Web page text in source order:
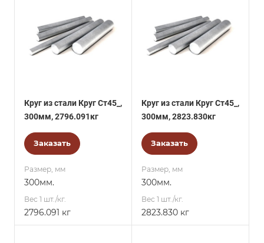
Круг из стали Круг Ст45_,
300мм, 2796.091кг
Заказать
Размер, мм
300мм.
Вес 1 шт./кг.
2796.091 кг
Круг из стали Круг Ст45_,
300мм, 2823.830кг
Заказать
Размер, мм
300мм.
Вес 1 шт./кг.
2823.830 кг